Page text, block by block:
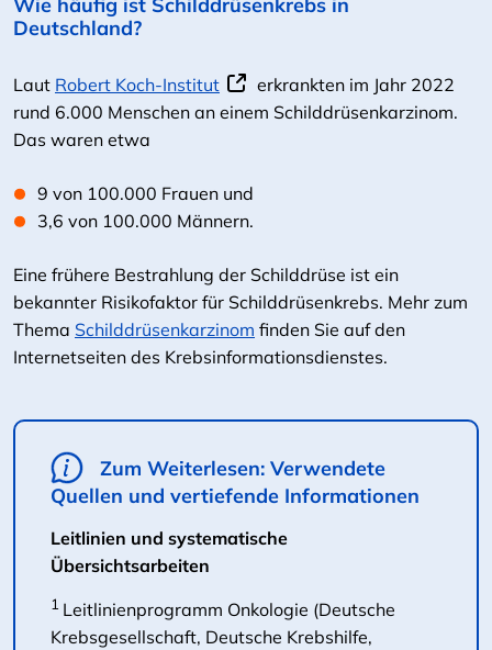
Deutschland?
Laut Robert Koch-Institut
erkrankten im Jahr 2022
rund 6.000 Menschen an einem Schilddrüsenkarzinom.
Das waren etwa
9 von 100.000 Frauen und
3,6 von 100.000 Männern.
Eine frühere Bestrahlung der Schilddrüse ist ein
bekannter Risikofaktor für Schilddrüsenkrebs. Mehr zum
Thema Schilddrüsenkarzinom finden Sie auf den
Internetseiten des Krebsinformationsdienstes.
Zum Weiterlesen: Verwendete
Quellen und vertiefende Informationen
Leitlinien und systematische
Übersichtsarbeiten
1 Leitlinienprogramm Onkologie (Deutsche
Krebsgesellschaft, Deutsche Krebshilfe,